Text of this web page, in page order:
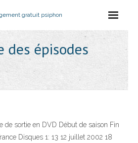
gratuit psiphon
des épisodes
de sortie en DVD Début de saison Fin
Disques 1: 13 12 juillet 2002 18